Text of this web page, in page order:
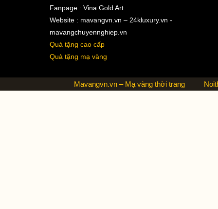
Fanpage : Vina Gold Art
Website : mavangvn.vn – 24kluxury.vn -
mavangchuyennghiep.vn
Quà tặng cao cấp
Quà tặng mạ vàng
Mavangvn.vn – Mạ vàng thời trang